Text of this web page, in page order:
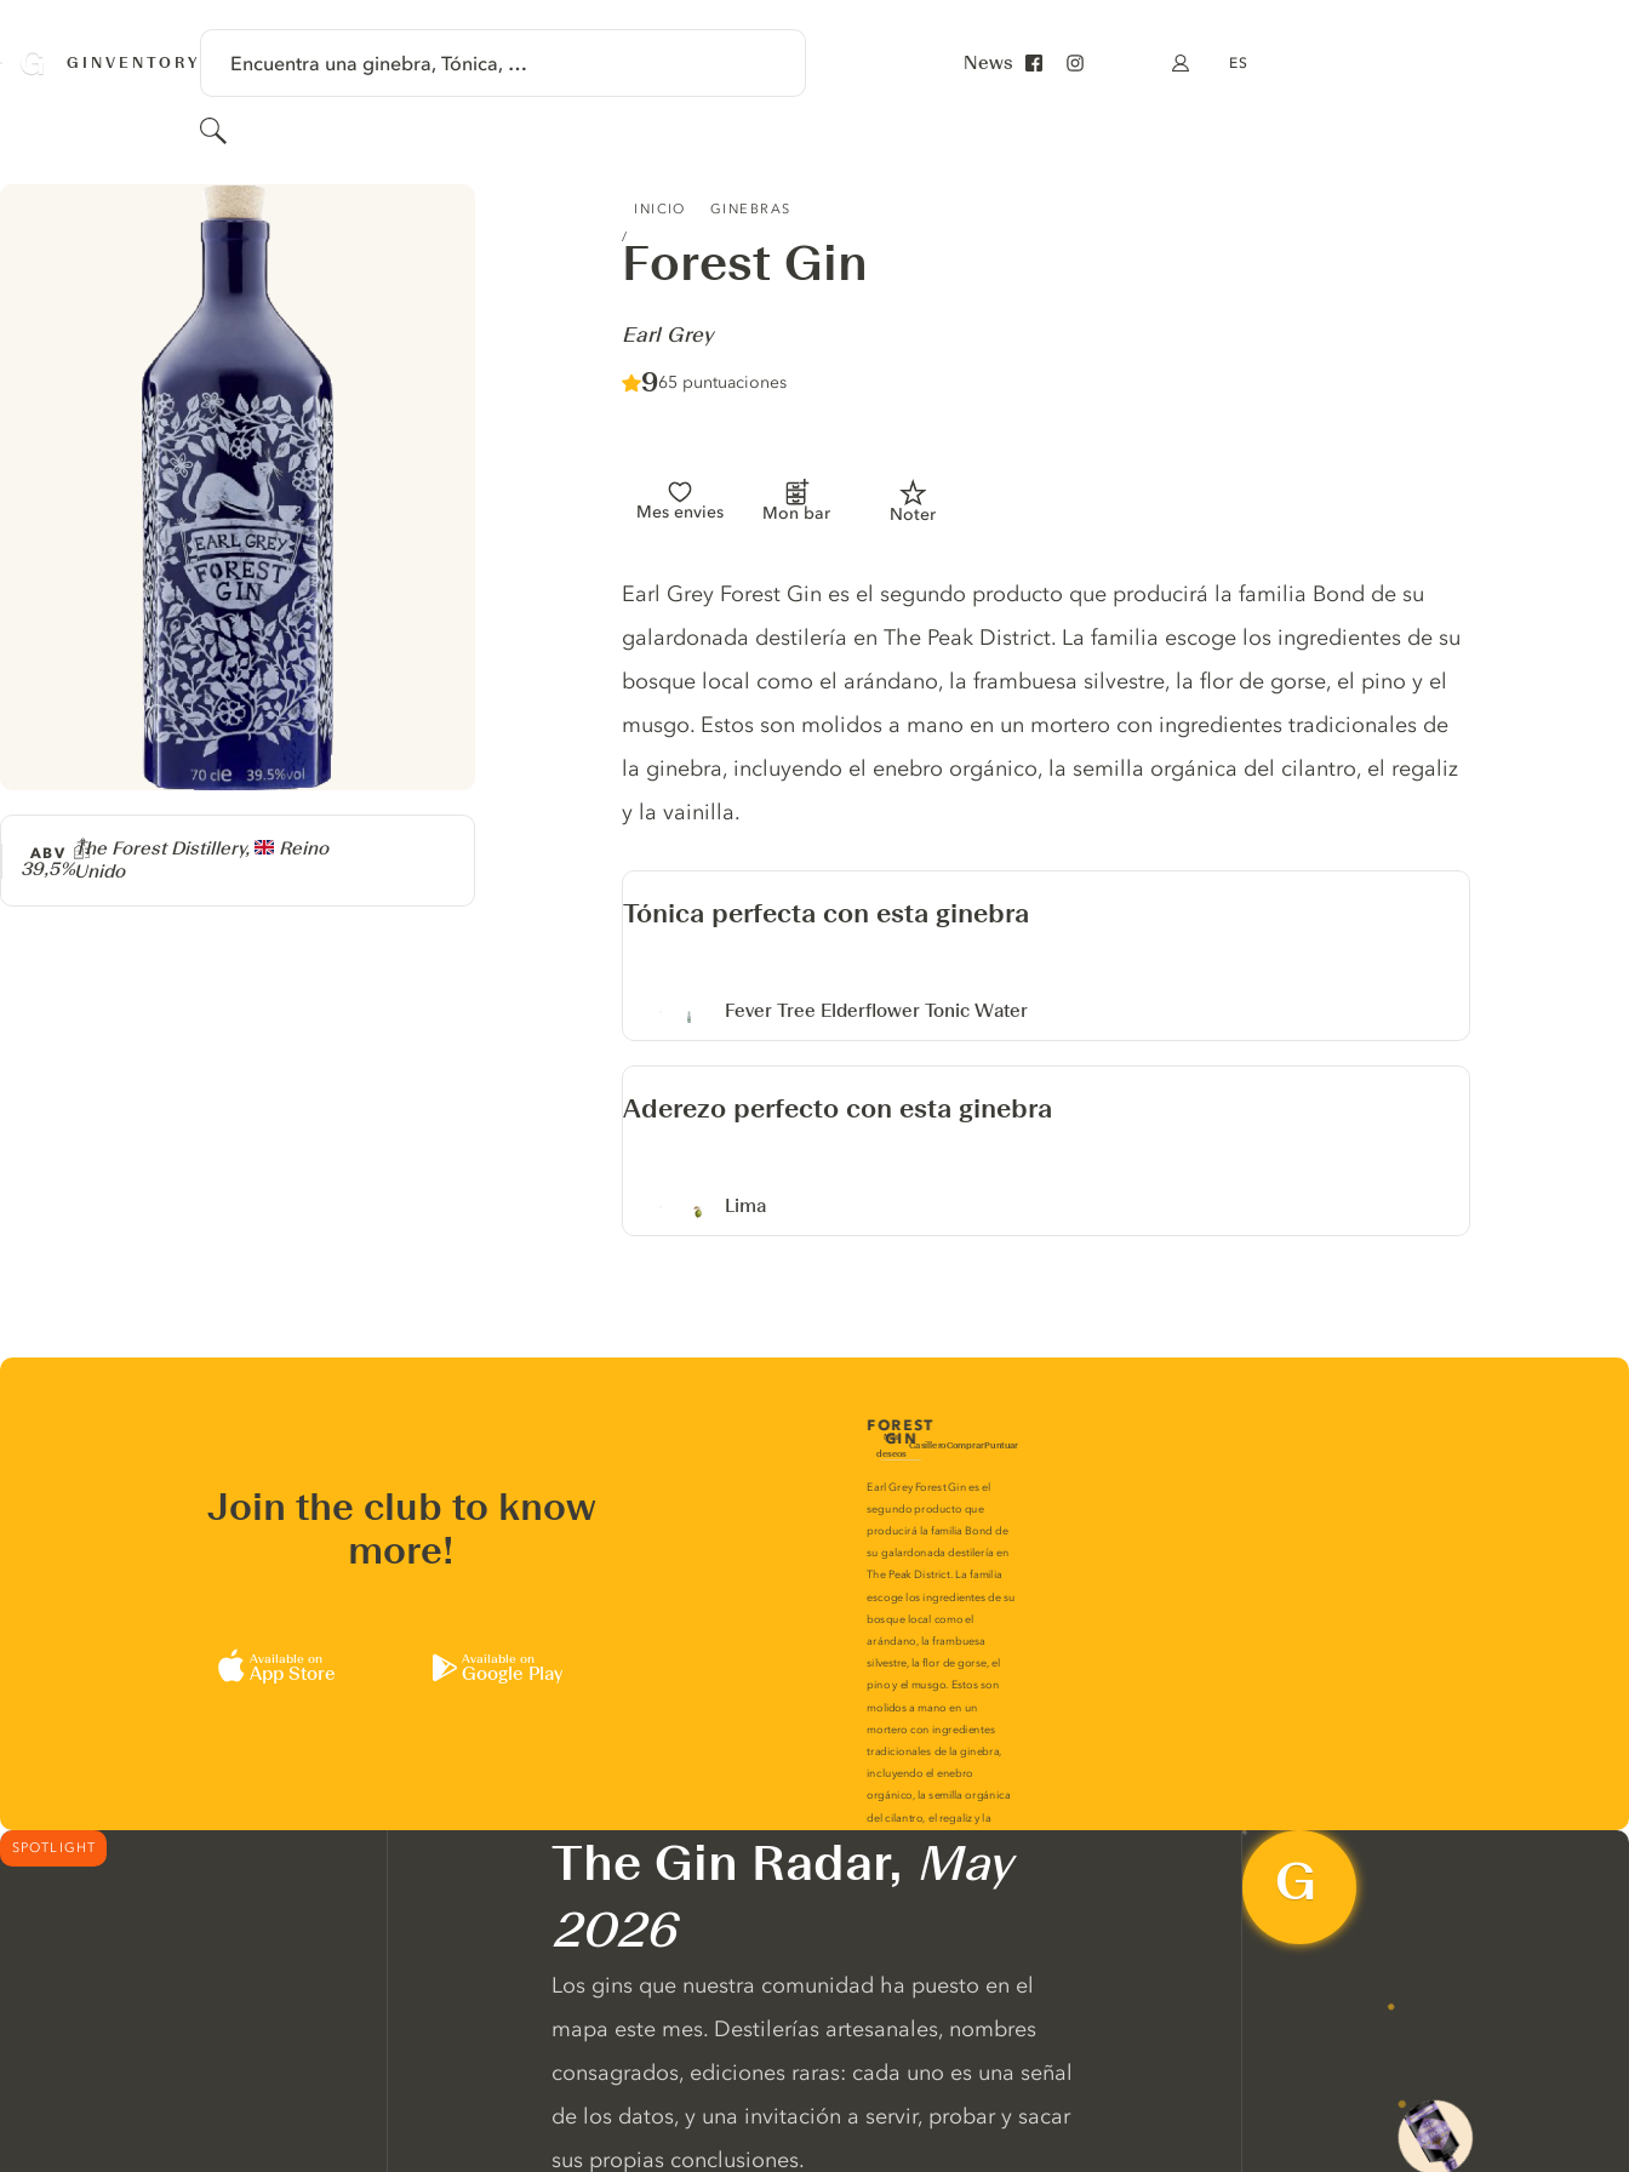
GINVENTORY Encuentra una ginebra, Tónica, …
Buscar
News Mi cuenta
ES
INICIO GINEBRAS
Forest Gin
-
Earl Grey
Score :
9/ 10
65 puntuaciones
Mes envies Mon bar Noter
Producer
The Forest Distillery,
Reino
Unido
ABV
39,5%
Gin description
Earl Grey Forest Gin es el segundo producto que producirá la familia Bond de su
galardonada destilería en The Peak District. La familia escoge los ingredientes de su
bosque local como el arándano, la frambuesa silvestre, la flor de gorse, el pino y el
musgo. Estos son molidos a mano en un mortero con ingredientes tradicionales de
la ginebra, incluyendo el enebro orgánico, la semilla orgánica del cilantro, el regaliz
y la vainilla.
Tónica perfecta con esta ginebra
Fever Tree Elderflower Tonic Water
Aderezo perfecto con esta ginebra
Lima
Join the club to know
more!
Available on
App Store
Available on
Google Play
SPOTLIGHT The Gin Radar, May
2026
Los gins que nuestra comunidad ha puesto en el
mapa este mes. Destilerías artesanales, nombres
consagrados, ediciones raras: cada uno es una señal
de los datos, y una invitación a servir, probar y sacar
sus propias conclusiones.